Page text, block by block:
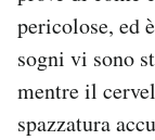
pericolose, ed
sogni vi sono
mentre il
spazzatura